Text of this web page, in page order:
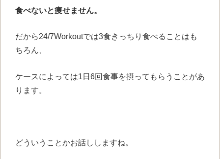
食べないと痩せません。
だから24/7Workoutでは3食きっちり食べることはも
ちろん、
ケースによっては1日6回食事を摂ってもらうことがあ
ります。
どういうことかお話ししますね。